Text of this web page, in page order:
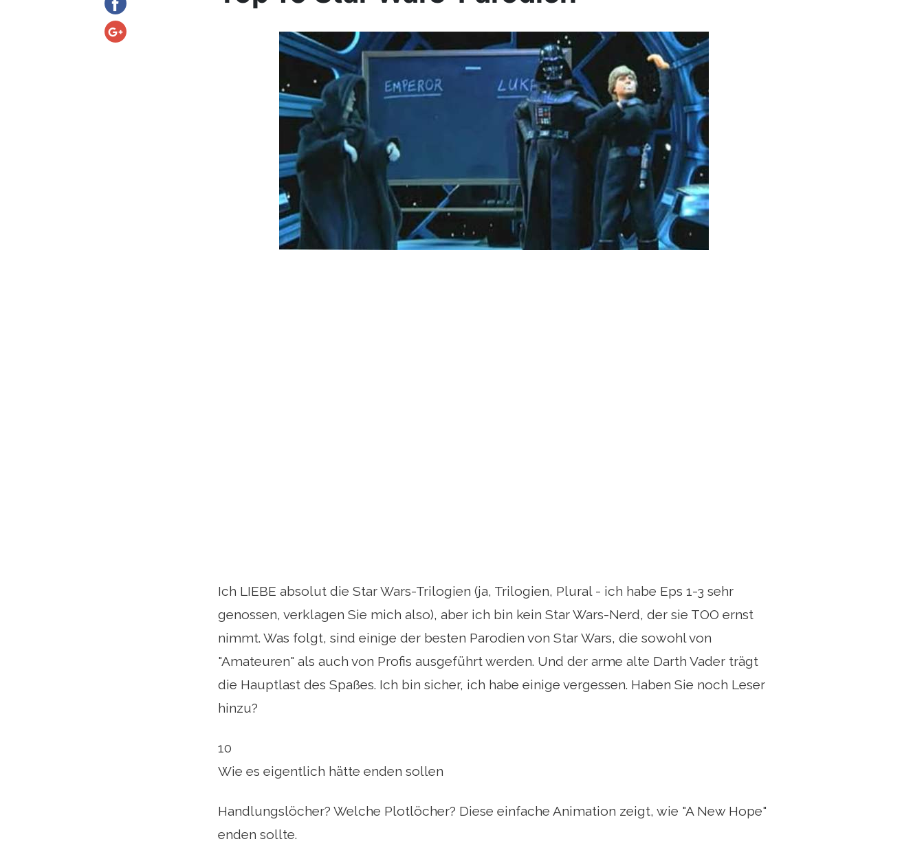
Ich LIEBE absolut die Star Wars-Trilogien (ja, Trilogien, Plural - ich habe Eps 1-3 sehr
genossen, verklagen Sie mich also), aber ich bin kein Star Wars-Nerd, der sie TOO ernst
nimmt. Was folgt, sind einige der besten Parodien von Star Wars, die sowohl von
"Amateuren" als auch von Profis ausgeführt werden. Und der arme alte Darth Vader trägt
die Hauptlast des Spaßes. Ich bin sicher, ich habe einige vergessen. Haben Sie noch Leser
hinzu?
10
Wie es eigentlich hätte enden sollen
Handlungslöcher? Welche Plotlöcher? Diese einfache Animation zeigt, wie "A New Hope"
enden sollte.